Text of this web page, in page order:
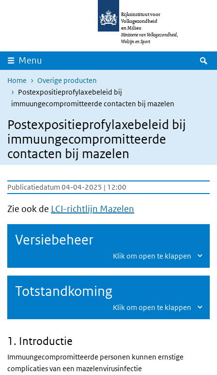
Overslaan en naar de inhoud gaan
Rijksinstituut voor
Volksgezondheid
en Milieu
Ministerie van Volksgezondheid,
Welzijn en Sport
Menu
Home
Overige producten
Postexpositieprofylaxebeleid bij
immuungecompromitteerde contacten bij mazelen
Postexpositieprofylaxebeleid bij
immuungecompromitteerde
contacten bij mazelen
Publicatiedatum 04-04-2025 | 12:00
Zie ook de LCI-richtlijn Mazelen
Versiebeheer
Klik om open te klappen
Totstandkoming
Klik om open te klappen
1. Introductie
Immuungecompromitteerde personen kunnen ernstige
complicaties van een mazelenvirusinfectie